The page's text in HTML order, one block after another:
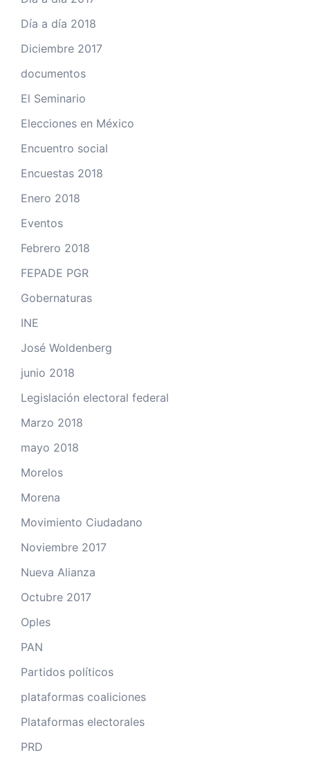
Día a día 2018
Diciembre 2017
documentos
El Seminario
Elecciones en México
Encuentro social
Encuestas 2018
Enero 2018
Eventos
Febrero 2018
FEPADE PGR
Gobernaturas
INE
José Woldenberg
junio 2018
Legislación electoral federal
Marzo 2018
mayo 2018
Morelos
Morena
Movimiento Ciudadano
Noviembre 2017
Nueva Alianza
Octubre 2017
Oples
PAN
Partidos políticos
plataformas coaliciones
Plataformas electorales
PRD